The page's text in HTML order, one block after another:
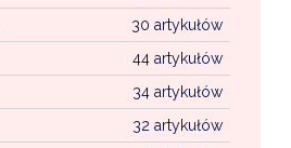
30 artykułów
44 artykułów
34 artykułów
32 artykułów